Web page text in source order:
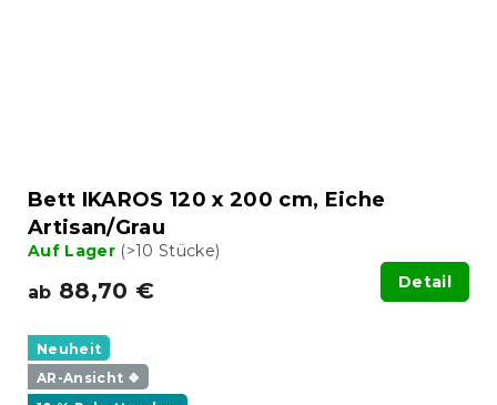
Bett IKAROS 120 x 200 cm, Eiche
Artisan/Grau
Auf Lager (>10 Stücke)
ab 88,70 € Detail
Neuheit
AR-Ansicht ❖